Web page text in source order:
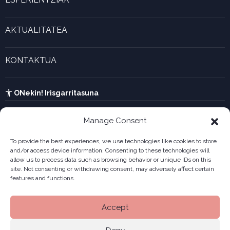
Manage Consent
To provide the best experiences, we use technologies like cookies to store
and/or access device information. Consenting to these technologies will
allow us to process data such as browsing behavior or unique IDs on this
site. Not consenting or withdrawing consent, may adversely affect certain
features and functions.
Accept
UTA kalkulagailua
AKTUALITATEA
KONTAKTUA
ONekin! Irisgarritasuna